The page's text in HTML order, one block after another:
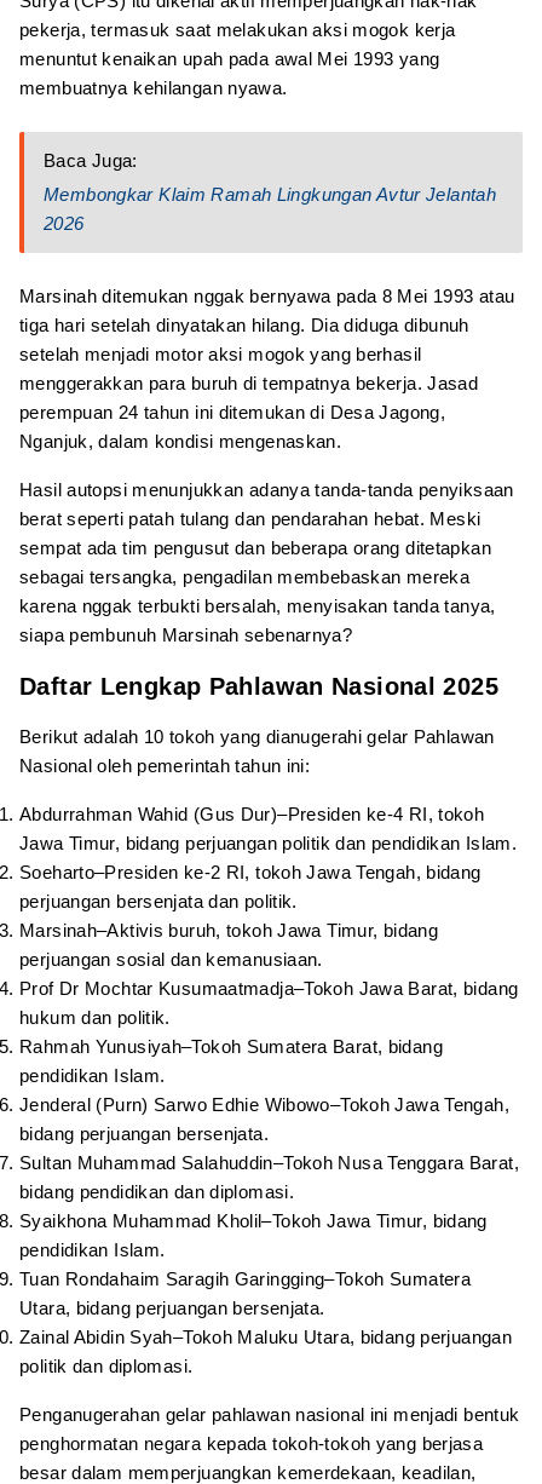
pekerja, termasuk saat melakukan aksi mogok kerja
menuntut kenaikan upah pada awal Mei 1993 yang
membuatnya kehilangan nyawa.
Baca Juga:
Membongkar Klaim Ramah Lingkungan Avtur Jelantah
2026
Marsinah ditemukan nggak bernyawa pada 8 Mei 1993 atau
tiga hari setelah dinyatakan hilang. Dia diduga dibunuh
setelah menjadi motor aksi mogok yang berhasil
menggerakkan para buruh di tempatnya bekerja. Jasad
perempuan 24 tahun ini ditemukan di Desa Jagong,
Nganjuk, dalam kondisi mengenaskan.
Hasil autopsi menunjukkan adanya tanda-tanda penyiksaan
berat seperti patah tulang dan pendarahan hebat. Meski
sempat ada tim pengusut dan beberapa orang ditetapkan
sebagai tersangka, pengadilan membebaskan mereka
karena nggak terbukti bersalah, menyisakan tanda tanya,
siapa pembunuh Marsinah sebenarnya?
Daftar Lengkap Pahlawan Nasional 2025
Berikut adalah 10 tokoh yang dianugerahi gelar Pahlawan
Nasional oleh pemerintah tahun ini:
Abdurrahman Wahid (Gus Dur)–Presiden ke-4 RI, tokoh
Jawa Timur, bidang perjuangan politik dan pendidikan Islam.
Soeharto–Presiden ke-2 RI, tokoh Jawa Tengah, bidang
perjuangan bersenjata dan politik.
Marsinah–Aktivis buruh, tokoh Jawa Timur, bidang
perjuangan sosial dan kemanusiaan.
Prof Dr Mochtar Kusumaatmadja–Tokoh Jawa Barat, bidang
hukum dan politik.
Rahmah Yunusiyah–Tokoh Sumatera Barat, bidang
pendidikan Islam.
Jenderal (Purn) Sarwo Edhie Wibowo–Tokoh Jawa Tengah,
bidang perjuangan bersenjata.
Sultan Muhammad Salahuddin–Tokoh Nusa Tenggara Barat,
bidang pendidikan dan diplomasi.
Syaikhona Muhammad Kholil–Tokoh Jawa Timur, bidang
pendidikan Islam.
Tuan Rondahaim Saragih Garingging–Tokoh Sumatera
Utara, bidang perjuangan bersenjata.
Zainal Abidin Syah–Tokoh Maluku Utara, bidang perjuangan
politik dan diplomasi.
Penganugerahan gelar pahlawan nasional ini menjadi bentuk
penghormatan negara kepada tokoh-tokoh yang berjasa
besar dalam memperjuangkan kemerdekaan, keadilan,